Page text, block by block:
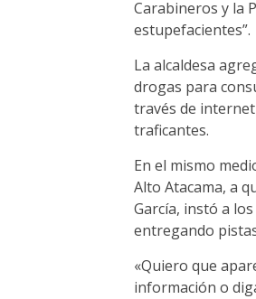
Carabineros y la
estupefacientes”.
La alcaldesa
drogas para
través de
traficantes.
En el mismo
Alto Atacama, a
García, instó a
entregando
«Quiero que
información o